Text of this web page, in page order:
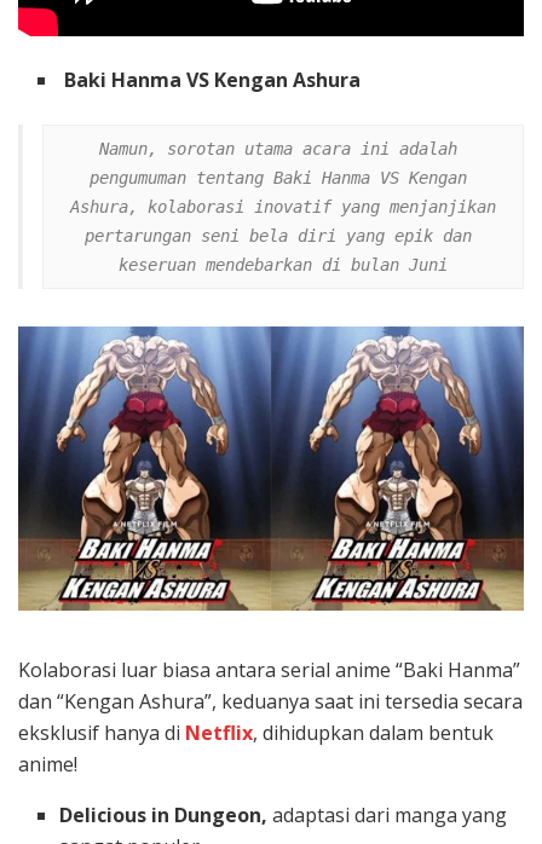
Baki Hanma VS Kengan Ashura
Namun, sorotan utama acara ini adalah
pengumuman tentang Baki Hanma VS Kengan
Ashura, kolaborasi inovatif yang menjanjikan
pertarungan seni bela diri yang epik dan
keseruan mendebarkan di bulan Juni
Kolaborasi luar biasa antara serial anime “Baki Hanma”
dan “Kengan Ashura”, keduanya saat ini tersedia secara
eksklusif hanya di Netflix, dihidupkan dalam bentuk
anime!
Delicious in Dungeon, adaptasi dari manga yang